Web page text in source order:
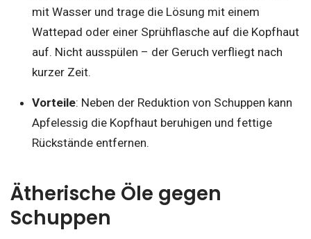
mit Wasser und trage die Lösung mit einem
Wattepad oder einer Sprühflasche auf die Kopfhaut
auf. Nicht ausspülen – der Geruch verfliegt nach
kurzer Zeit.
Vorteile: Neben der Reduktion von Schuppen kann
Apfelessig die Kopfhaut beruhigen und fettige
Rückstände entfernen.
Ätherische Öle gegen
Schuppen